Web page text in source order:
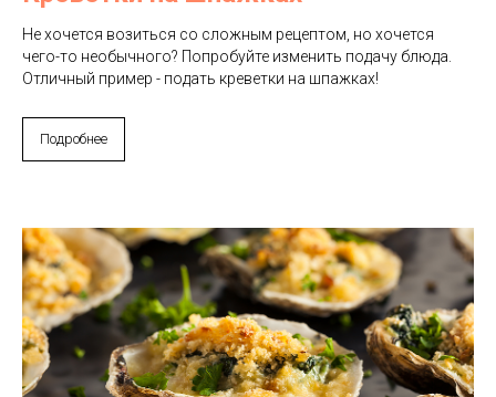
Не хочется возиться со сложным рецептом, но хочется
чего-то необычного? Попробуйте изменить подачу блюда.
Отличный пример - подать креветки на шпажках!
Подробнее